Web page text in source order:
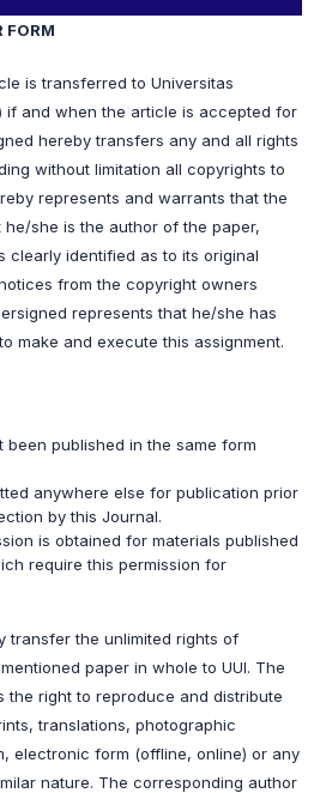
FORM
is transferred to Universitas
if and when the article is accepted for
hereby transfers any and all rights
without limitation all copyrights to
represents and warrants that the
she is the author of the paper,
clearly identified as to its original
from the copyright owners
represents that he/she has
make and execute this assignment.
been published in the same form
anywhere else for publication prior
by this Journal.
is obtained for materials published
require this permission for
transfer the unlimited rights of
paper in whole to UUI. The
the right to reproduce and distribute
translations, photographic
electronic form (offline, online) or any
nature. The corresponding author